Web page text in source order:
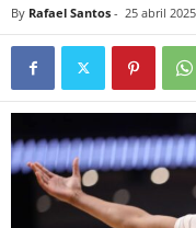
By Rafael Santos - 25 abril 2025